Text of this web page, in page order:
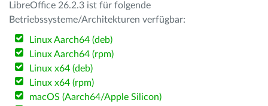
LibreOffice 26.2.3 ist für folgende
Betriebssysteme/Architekturen verfügbar:
Linux Aarch64 (deb)
Linux Aarch64 (rpm)
Linux x64 (deb)
Linux x64 (rpm)
macOS (Aarch64/Apple Silicon)